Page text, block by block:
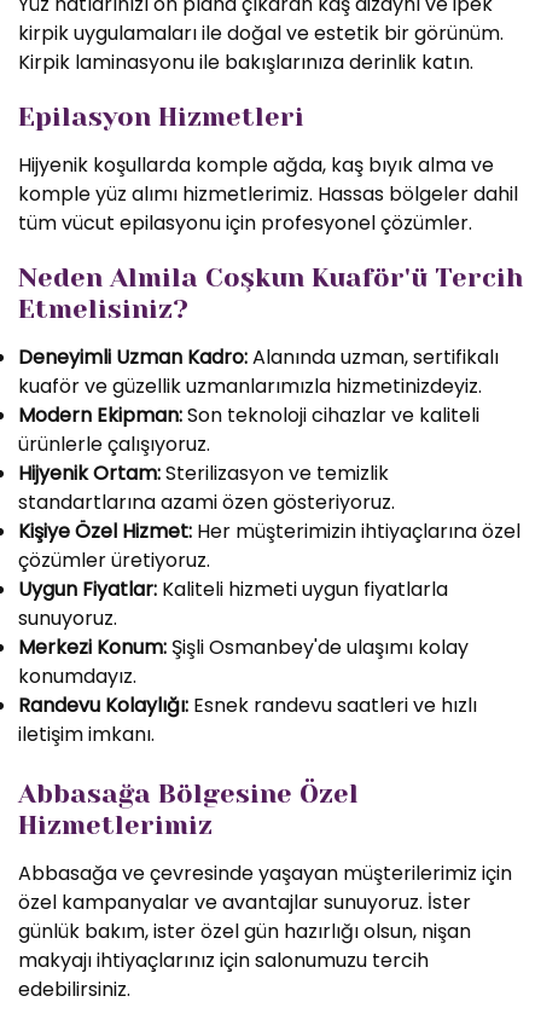
kirpik uygulamaları ile doğal ve estetik bir görünüm.
Kirpik laminasyonu ile bakışlarınıza derinlik katın.
Epilasyon Hizmetleri
Hijyenik koşullarda komple ağda, kaş bıyık alma ve
komple yüz alımı hizmetlerimiz. Hassas bölgeler dahil
tüm vücut epilasyonu için profesyonel çözümler.
Neden Almila Coşkun Kuaför'ü Tercih
Etmelisiniz?
Deneyimli Uzman Kadro:Alanında uzman, sertifikalı
kuaför ve güzellik uzmanlarımızla hizmetinizdeyiz.
Modern Ekipman:Son teknoloji cihazlar ve kaliteli
ürünlerle çalışıyoruz.
Hijyenik Ortam:Sterilizasyon ve temizlik
standartlarına azami özen gösteriyoruz.
Kişiye Özel Hizmet: Her müşterimizin ihtiyaçlarına özel
çözümler üretiyoruz.
Uygun Fiyatlar: Kaliteli hizmeti uygun fiyatlarla
sunuyoruz.
Merkezi Konum: Şişli Osmanbey'de ulaşımı kolay
konumdayız.
Randevu Kolaylığı: Esnek randevu saatleri ve hızlı
iletişim imkanı.
Abbasağa Bölgesine Özel
Hizmetlerimiz
Abbasağa ve çevresinde yaşayan müşterilerimiz için
özel kampanyalar ve avantajlar sunuyoruz. İster
günlük bakım, ister özel gün hazırlığı olsun, nişan
makyajı ihtiyaçlarınız için salonumuzu tercih
edebilirsiniz.